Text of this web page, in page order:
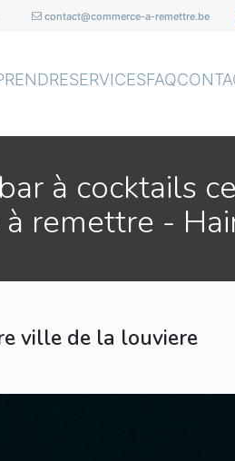
contact@commerce-a-remettre.be
SERVICESFAQ
à cocktails
remettre -
ville de la louviere